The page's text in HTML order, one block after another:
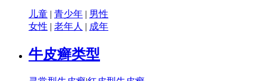
儿童 | 青少年 | 男性
女性 | 老年人 | 成年
牛皮癣类型